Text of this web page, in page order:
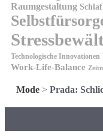
Raumgestaltung
Technologische Innovationen
Work-Life-Balance
Mode > Prada: